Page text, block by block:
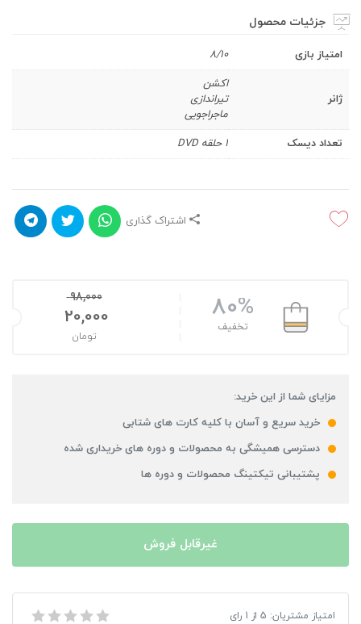
جزئیات محصول
امتیاز بازی 8/10
ژانر
اکشن
تیراندازی
ماجراجویی
تعداد دیسک
1 حلقه DVD
اشتراک گذاری
80%
تخفیف
98,000
20,000
تومان
مزایای شما از این خرید:
خرید سریع و آسان با کلیه کارت های شتابی
دسترسی همیشگی به محصولات و دوره های خریداری شده
پشتیبانی تیکتینگ محصولات و دوره ها
غیرقابل فروش
بازی Tom Clancys Splinter Cell Conviction مخصوص Xbox 360
امتیاز مشتریان: 5 از 1 رای